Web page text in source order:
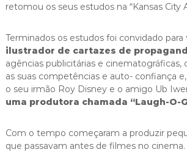
retomou os seus estudos na “Kansas City
Terminados os estudos foi convidado para
ilustrador de cartazes de
agências publicitárias e cinematográficas,
as suas competências e auto- confiança
o seu irmão Roy Disney e o amigo Ub
uma produtora chamada “Laugh-O-
Com o tempo começaram a produzir
que passavam antes de filmes no cinema.